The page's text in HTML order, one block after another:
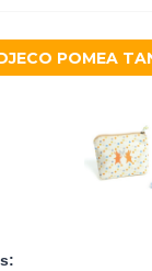
POMEA
: